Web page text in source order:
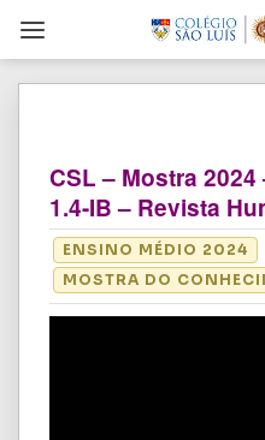
CSL – Mostra 2024
1.4-IB – Revista
ENSINO MÉDIO 2024
MOSTRA DO